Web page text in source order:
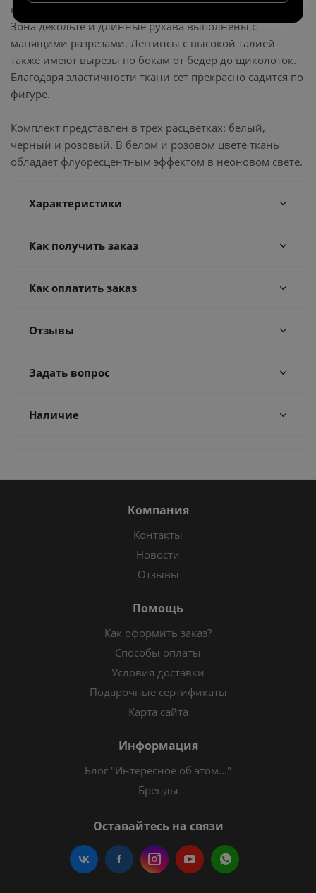
вырезом элегантно приоткрывает ключицы и плечи.
Зона декольте и длинные рукава выполнены с
манящими разрезами. Леггинсы с высокой талией
также имеют вырезы по бокам от бедер до щиколоток.
Благодаря эластичности ткани сет прекрасно садится по
фигуре.
Комплект представлен в трех расцветках: белый,
черный и розовый. В белом и розовом цвете ткань
обладает флуоресцентным эффектом в неоновом свете.
Характеристики
Как получить заказ
Как оплатить заказ
Отзывы
Задать вопрос
Наличие
Компания
Контакты
Новости
Отзывы
Помощь
Как оформить заказ?
Способы оплаты
Условия доставки
Подарочные сертификаты
Карта сайта
Информация
Блог "Интересное об этом..."
Бренды
Оставайтесь на связи